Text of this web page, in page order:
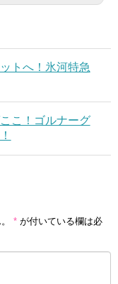
トへ！氷河特急
こ！ゴルナーグ
* が付いている欄は必